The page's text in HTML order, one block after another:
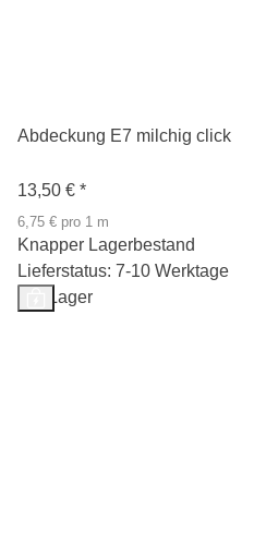
Abdeckung E7 milchig click
13,50 € *
6,75 € pro 1 m
Knapper Lagerbestand
Lieferstatus: 7-10 Werktage
Auf Lager